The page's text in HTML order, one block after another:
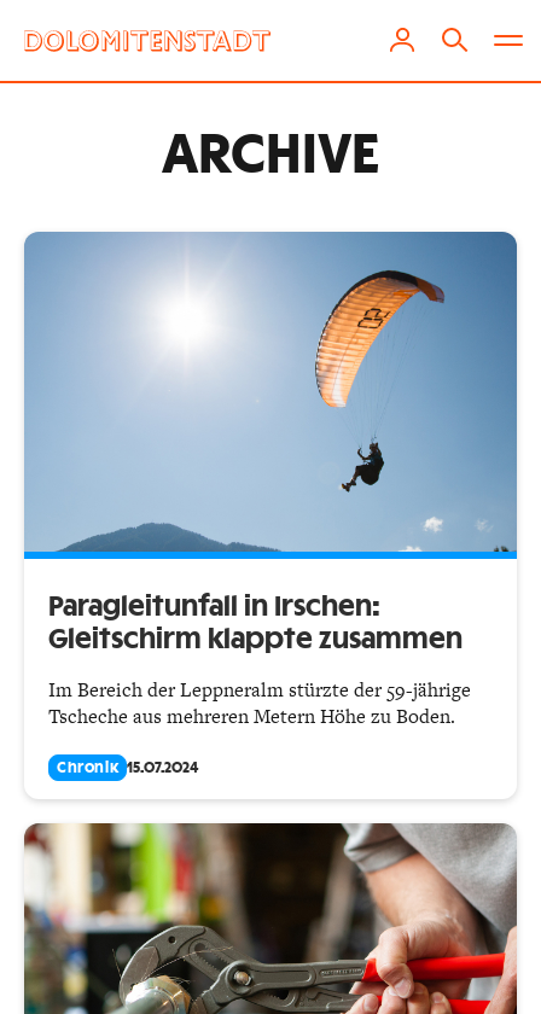
ARCHIVE
Paragleitunfall in Irschen:
Gleitschirm klappte zusammen
Im Bereich der Leppneralm stürzte der 59-jährige
Tscheche aus mehreren Metern Höhe zu Boden.
Chronik 15.07.2024